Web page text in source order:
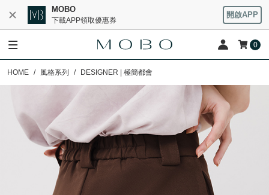
MOBO
下載APP領取優惠券
開啟APP
0
HOME 風格系列 DESIGNER | 極簡都會